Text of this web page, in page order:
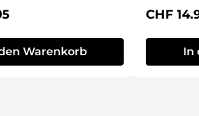
Preis:
Warenkorb
CHF
In